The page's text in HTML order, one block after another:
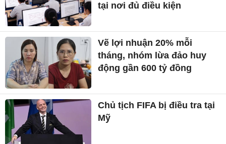
tại nơi đủ điều kiện
Vẽ lợi nhuận 20% mỗi
tháng, nhóm lừa đảo huy
động gần 600 tỷ đồng
Chủ tịch FIFA bị điều tra tại
Mỹ